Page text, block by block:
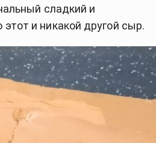
сладкий и
и никакой другой сыр.